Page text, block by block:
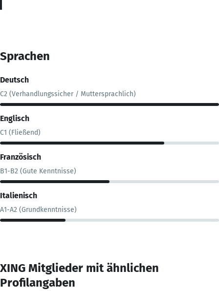
Sprachen
Deutsch
C2 (Verhandlungssicher / Muttersprachlich)
Englisch
C1 (Fließend)
Französisch
B1-B2 (Gute Kenntnisse)
Italienisch
A1-A2 (Grundkenntnisse)
XING Mitglieder mit ähnlichen
Profilangaben